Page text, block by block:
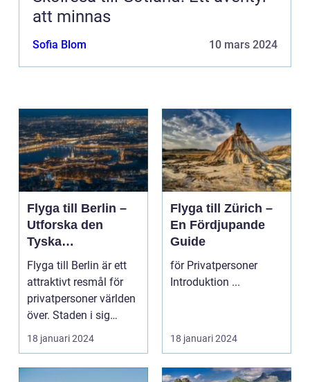
att minnas
Sofia Blom 10 mars 2024
Flyga till Berlin –
Utforska den
Tyska
Huvudstaden på
Nära Håll
Flyga till Berlin är ett
attraktivt resmål för
privatpersoner världen
över. Staden i sig
bjuder på e...
18 januari 2024
Flyga till Zürich –
En Fördjupande
Guide
för Privatpersoner
Introduktion ...
18 januari 2024